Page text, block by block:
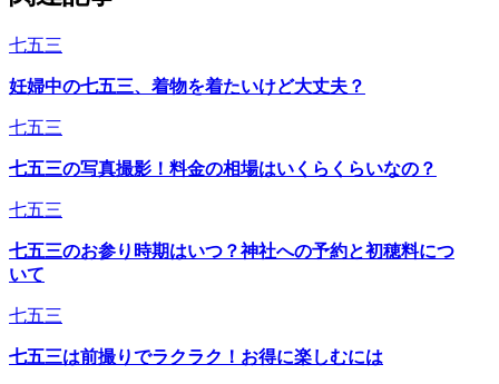
七五三
妊婦中の七五三、着物を着たいけど大丈夫？
七五三
七五三の写真撮影！料金の相場はいくらくらいなの？
七五三
七五三のお参り時期はいつ？神社への予約と初穂料につ
いて
七五三
七五三は前撮りでラクラク！お得に楽しむには